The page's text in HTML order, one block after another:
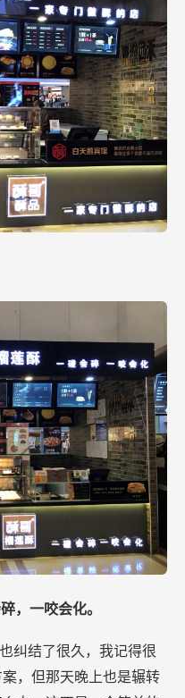
，一咬会化。
纠结了很久，我记得很
，但那天晚上也是辗转